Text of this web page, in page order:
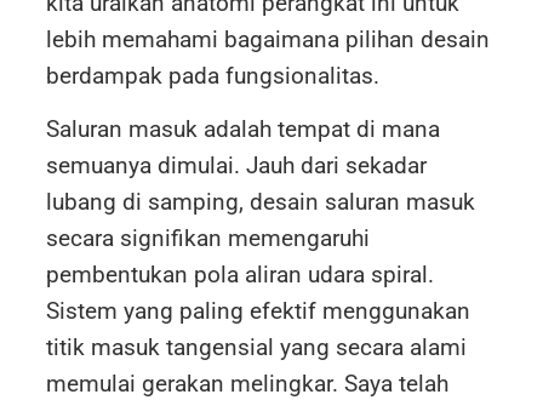
lebih memahami bagaimana pilihan desain
berdampak pada fungsionalitas.
Saluran masuk adalah tempat di mana
semuanya dimulai. Jauh dari sekadar
lubang di samping, desain saluran masuk
secara signifikan memengaruhi
pembentukan pola aliran udara spiral.
Sistem yang paling efektif menggunakan
titik masuk tangensial yang secara alami
memulai gerakan melingkar. Saya telah